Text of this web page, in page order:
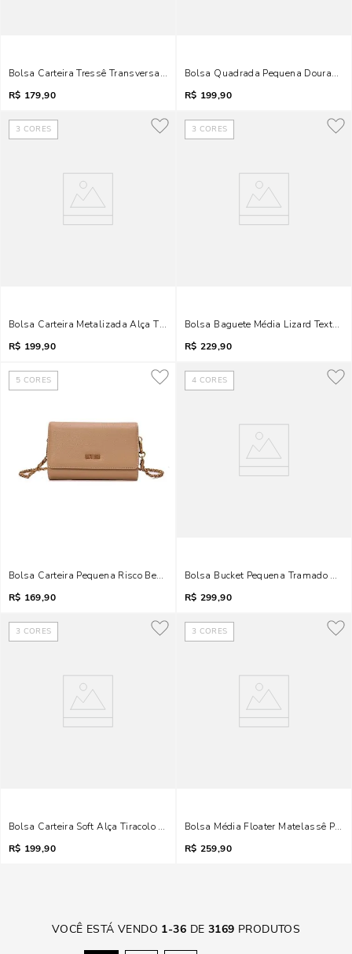
Bolsa Carteira Tressê Transversal Preta
R$ 179,90
Bolsa Quadrada Pequena Dourada
R$ 199,90
3 CORES
Bolsa Carteira Metalizada Alça Tiracolo Bronze
R$ 199,90
3 CORES
Bolsa Baguete Média Lizard
R$ 229,90
5 CORES
Bolsa Carteira Pequena Risco Bege Alça Corrente
R$ 169,90
4 CORES
Bolsa Bucket Pequena Tramado
R$ 299,90
3 CORES
Bolsa Carteira Soft Alça Tiracolo Bege
R$ 199,90
3 CORES
Bolsa Média Floater Matelassê
R$ 259,90
VOCÊ ESTÁ VENDO 1-36 DE 3169 PRODUTOS